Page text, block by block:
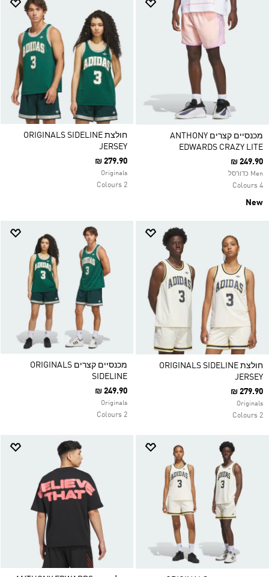
מכנסיים קצרים ANTHONY
EDWARDS CRAZY LITE
₪ 249.90
Men כדורסל
4 Colours
New
חולצת ORIGINALS SIDELINE
JERSEY
₪ 279.90
Originals
2 Colours
חולצת ORIGINALS SIDELINE
JERSEY
₪ 279.90
Originals
2 Colours
מכנסיים קצרים ORIGINALS
SIDELINE
₪ 249.90
Originals
2 Colours